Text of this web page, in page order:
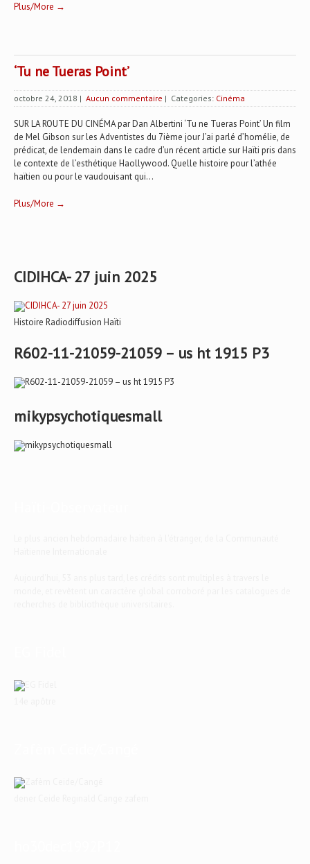
Plus/More →
‘Tu ne Tueras Point’
octobre 24, 2018 | Aucun commentaire | Categories: Cinéma
SUR LA ROUTE DU CINÉMA par Dan Albertini ‘Tu ne Tueras Point’ Un film
de Mel Gibson sur les Adventistes du 7ième jour J’ai parlé d’homélie, de
prédicat, de lendemain dans le cadre d’un récent article sur Haïti pris dans
le contexte de l’esthétique Haollywood. Quelle histoire pour l’athée
haïtien ou pour le vaudouisant qui...
Plus/More →
CIDIHCA- 27 juin 2025
Histoire Radiodiffusion Haïti
R602-11-21059-21059 – us ht 1915 P3
mikypsychotiquesmall